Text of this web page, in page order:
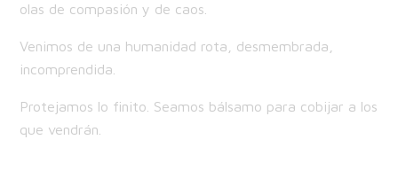
olas de compasión y de caos.
Venimos de una humanidad rota, desmembrada,
incomprendida.
Protejamos lo finito. Seamos bálsamo para cobijar a los
que vendrán.